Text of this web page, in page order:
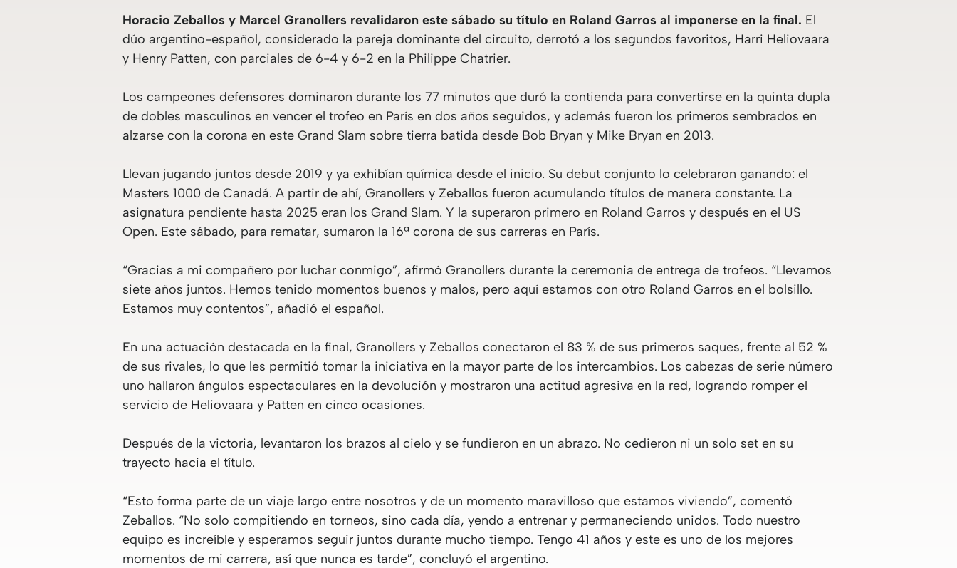
Horacio Zeballos y Marcel Granollers revalidaron este sábado su título en Roland Garros al imponerse en la final. El
dúo argentino-español, considerado la pareja dominante del circuito, derrotó a los segundos favoritos, Harri Heliovaara
y Henry Patten, con parciales de 6-4 y 6-2 en la Philippe Chatrier.
Los campeones defensores dominaron durante los 77 minutos que duró la contienda para convertirse en la quinta dupla
de dobles masculinos en vencer el trofeo en París en dos años seguidos, y además fueron los primeros sembrados en
alzarse con la corona en este Grand Slam sobre tierra batida desde Bob Bryan y Mike Bryan en 2013.
Llevan jugando juntos desde 2019 y ya exhibían química desde el inicio. Su debut conjunto lo celebraron ganando: el
Masters 1000 de Canadá. A partir de ahí, Granollers y Zeballos fueron acumulando títulos de manera constante. La
asignatura pendiente hasta 2025 eran los Grand Slam. Y la superaron primero en Roland Garros y después en el US
Open. Este sábado, para rematar, sumaron la 16ª corona de sus carreras en París.
“Gracias a mi compañero por luchar conmigo”, afirmó Granollers durante la ceremonia de entrega de trofeos. “Llevamos
siete años juntos. Hemos tenido momentos buenos y malos, pero aquí estamos con otro Roland Garros en el bolsillo.
Estamos muy contentos”, añadió el español.
En una actuación destacada en la final, Granollers y Zeballos conectaron el 83 % de sus primeros saques, frente al 52 %
de sus rivales, lo que les permitió tomar la iniciativa en la mayor parte de los intercambios. Los cabezas de serie número
uno hallaron ángulos espectaculares en la devolución y mostraron una actitud agresiva en la red, logrando romper el
servicio de Heliovaara y Patten en cinco ocasiones.
Después de la victoria, levantaron los brazos al cielo y se fundieron en un abrazo. No cedieron ni un solo set en su
trayecto hacia el título.
“Esto forma parte de un viaje largo entre nosotros y de un momento maravilloso que estamos viviendo”, comentó
Zeballos. “No solo compitiendo en torneos, sino cada día, yendo a entrenar y permaneciendo unidos. Todo nuestro
equipo es increíble y esperamos seguir juntos durante mucho tiempo. Tengo 41 años y este es uno de los mejores
momentos de mi carrera, así que nunca es tarde”, concluyó el argentino.